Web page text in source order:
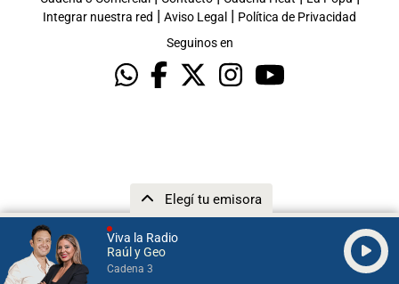
Viva la Radio
Raúl y Geo
Cadena 3
Elegí tu emisora
Integrar nuestra red | Aviso Legal | Política de Privacidad
Seguinos en